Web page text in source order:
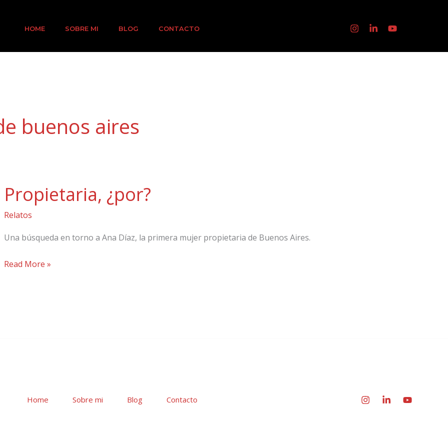
HOME SOBRE MI BLOG CONTACTO
buenos aires
Propietaria, ¿por?
Relatos
Una búsqueda en torno a Ana Díaz, la primera mujer propietaria de Buenos Aires.
¿por?
Read More »
Home Sobre mi Blog Contacto